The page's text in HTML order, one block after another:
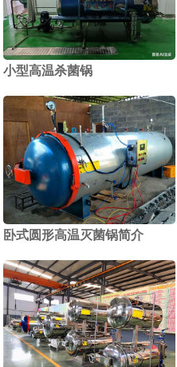
小型高温杀菌锅
卧式圆形高温灭菌锅简介